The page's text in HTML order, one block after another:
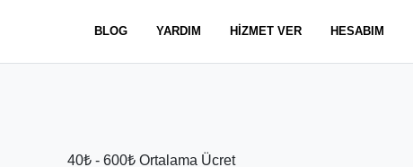
BLOG YARDIM HİZMET VER HESABIM
40₺ - 600₺ Ortalama Ücret